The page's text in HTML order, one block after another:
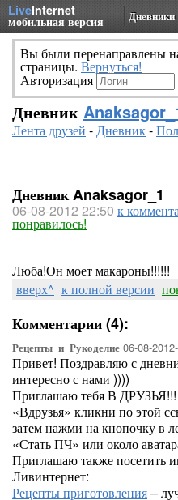
LiveInternet
мобильная версия Дневники
Вы были перенаправлены
страницы. Вернуться!
Авторизация
Дневник
Лента друзей -Дневник-
Дневник Anaksagor_1
06-08-2012 22:50 к
понравилось!
Люба!Он моет макароны!!!!!!
вверх^ к полной версии
Комментарии (4):
Рецепты_и_Рукоделие 06-08-
Привет! Поздравляю с
интересно с нами ))))
Приглашаю тебя В ДРУЗЬЯ!!!
«Вдрузья» кликни по этой
затем нажми на кнопочку в
«Стать ПЧ» или около
Приглашаю также посетить
Ливинтернет:
Рецепты приготовления–